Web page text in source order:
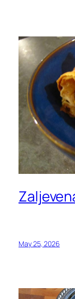
May 25, 2026